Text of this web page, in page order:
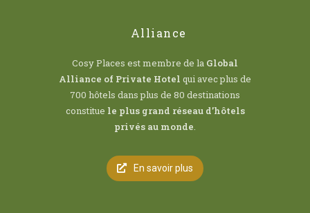
Alliance
Cosy Places est membre de la Global
Alliance of Private Hotel qui avec plus de
700 hôtels dans plus de 80 destinations
constitue le plus grand réseau d’hôtels
privés au monde.
En savoir plus